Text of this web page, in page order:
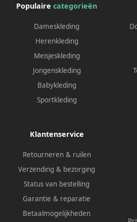
Populaire categorieën
Dameskleding
Herenkleding
Meisjeskleding
Jongenskleding
Babykleding
Sportkleding
Klantenservice
Retourneren & ruilen
Verzending & bezorging
Status van bestelling
Garantie & reparatie
Betaalmogelijkheden